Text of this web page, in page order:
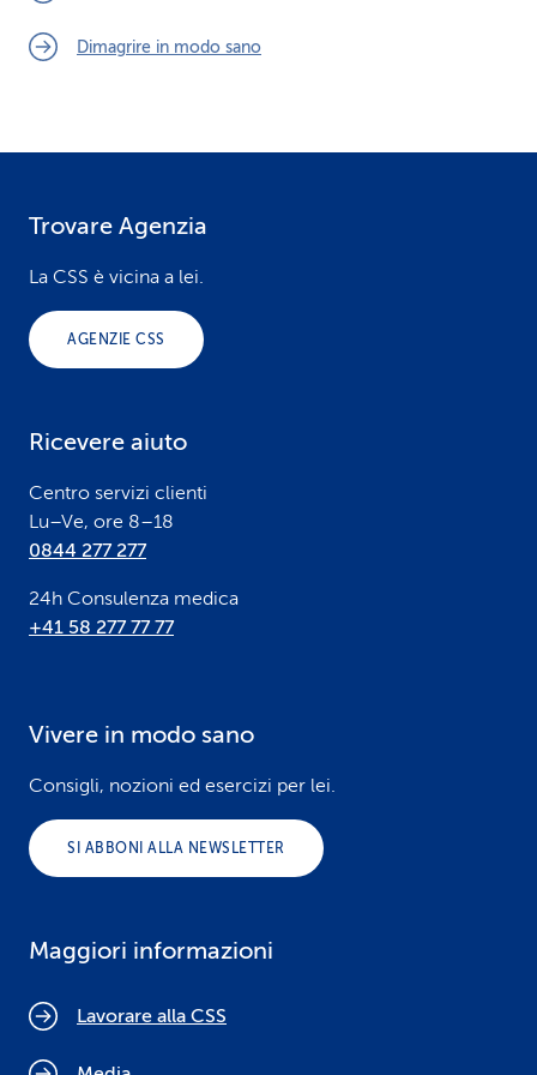
Dimagrire in modo sano
Trovare Agenzia
La CSS è vicina a lei.
AGENZIE CSS
Ricevere aiuto
Centro servizi clienti
Lu–Ve, ore 8–18
0844 277 277
24h Consulenza medica
+41 58 277 77 77
Vivere in modo sano
Consigli, nozioni ed esercizi per lei.
SI ABBONI ALLA NEWSLETTER
Maggiori informazioni
Lavorare alla CSS